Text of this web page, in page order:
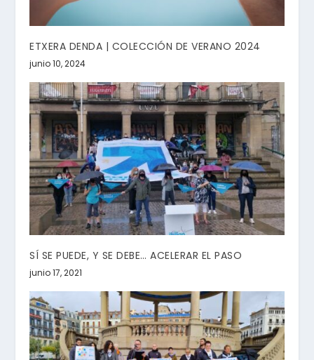
ETXERA DENDA | COLECCIÓN DE VERANO 2024
junio 10, 2024
SÍ SE PUEDE, Y SE DEBE… ACELERAR EL PASO
junio 17, 2021